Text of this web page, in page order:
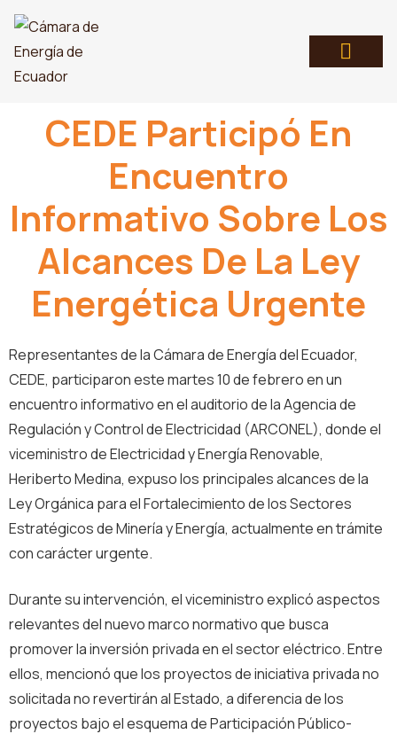
CEDE Participó En
Encuentro
Informativo Sobre Los
Alcances De La Ley
Energética Urgente
Representantes de la Cámara de Energía del Ecuador,
CEDE, participaron este martes 10 de febrero en un
encuentro informativo en el auditorio de la Agencia de
Regulación y Control de Electricidad (ARCONEL), donde el
viceministro de Electricidad y Energía Renovable,
Heriberto Medina, expuso los principales alcances de la
Ley Orgánica para el Fortalecimiento de los Sectores
Estratégicos de Minería y Energía, actualmente en trámite
con carácter urgente.
Durante su intervención, el viceministro explicó aspectos
relevantes del nuevo marco normativo que busca
promover la inversión privada en el sector eléctrico. Entre
ellos, mencionó que los proyectos de iniciativa privada no
solicitada no revertirán al Estado, a diferencia de los
proyectos bajo el esquema de Participación Público-